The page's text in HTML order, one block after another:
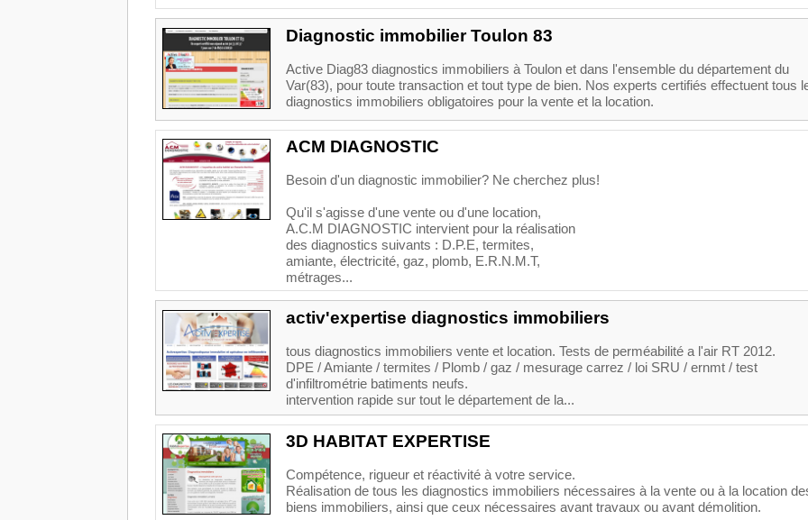
Diagnostic immobilier Toulon 83
Active Diag83 diagnostics immobiliers à Toulon et dans l'ensemble du département du
Var(83), pour toute transaction et tout type de bien. Nos experts certifiés effectuent tous
diagnostics immobiliers obligatoires pour la vente et la location.
ACM DIAGNOSTIC
Besoin d'un diagnostic immobilier? Ne cherchez plus!
Qu'il s'agisse d'une vente ou d'une location,
A.C.M DIAGNOSTIC intervient pour la réalisation
des diagnostics suivants : D.P.E, termites,
amiante, électricité, gaz, plomb, E.R.N.M.T,
métrages...
activ'expertise diagnostics immobiliers
tous diagnostics immobiliers vente et location. Tests de perméabilité a l'air RT 2012.
DPE / Amiante / termites / Plomb / gaz / mesurage carrez / loi SRU / ernmt / test
d'infiltrométrie batiments neufs.
intervention rapide sur tout le département de la...
3D HABITAT EXPERTISE
Compétence, rigueur et réactivité à votre service.
Réalisation de tous les diagnostics immobiliers nécessaires à la vente ou à la location
biens immobiliers, ainsi que ceux nécessaires avant travaux ou avant démolition.